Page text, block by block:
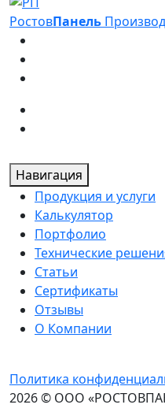
РостовПанель
Навигация
Продукция и услуги
Калькулятор
Портфолио
Технические
Статьи
Сертификаты
Отзывы
О Компании
2026 © ООО
Политика